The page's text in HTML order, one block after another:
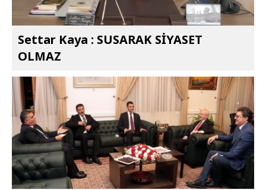
Settar Kaya : SUSARAK SİYASET
OLMAZ